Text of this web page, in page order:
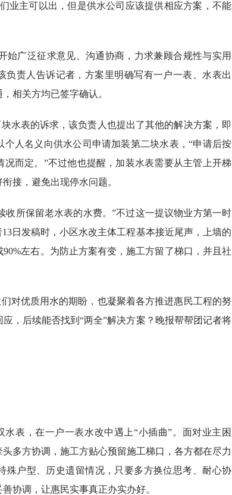
业主可以出，但是供水公司应该提供相应方案，不能
始广泛征求意见、沟通协商，力求兼顾合规性与实用
负责人告诉记者，方案里明确写有一户一表、水表出
相关方均已签字确认。
水表的诉求，该负责人也提出了其他的解决方案，即
人名义向供水公司申请加装第二块水表，“申请后按
而定。”不过他也提醒，加装水表需要从主管上开梯
接，避免出现停水问题。
收所保留老水表的水费。”不过这一提议物业方第一时
日发稿时，小区水改主体工程基本接近尾声，上墙的
左右。为防止方案有变，施工方留了梯口，并且社
对优质用水的期盼，也凝聚着各方推进惠民工程的努
，后续能否找到“两全”解决方案？晚报帮帮团记者将
表，在一户一表水改中遇上“小插曲”。面对业主困
多方协调，施工方贴心预留施工梯口，各方都在尽力
殊户型、历史遗留情况，只要多方换位思考、耐心协
协调，让惠民实事真正办实办好。